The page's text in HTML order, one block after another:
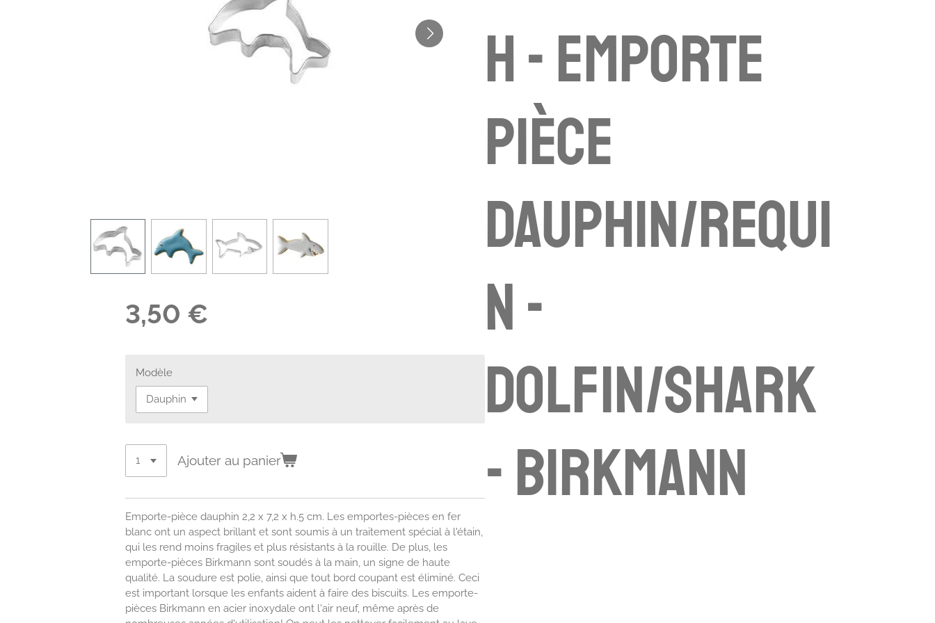
h - emporte
pièce
dauphin/requi
n -
dolfin/shark
- Birkmann
3,50 €
Modèle
Ajouter au panier
Emporte-pièce dauphin 2,2 x 7,2 x h.5 cm. Les emportes-pièces en fer
blanc ont un aspect brillant et sont soumis à un traitement spécial à l'étain,
qui les rend moins fragiles et plus résistants à la rouille. De plus, les
emporte-pièces Birkmann sont soudés à la main, un signe de haute
qualité. La soudure est polie, ainsi que tout bord coupant est éliminé. Ceci
est important lorsque les enfants aident à faire des biscuits. Les emporte-
pièces Birkmann en acier inoxydale ont l'air neuf, même après de